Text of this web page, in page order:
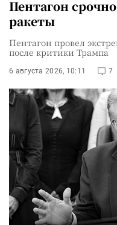
Пентагон
ракеты
Пентагон провел
после критики Трампа
6 августа 2026, 10:11 7